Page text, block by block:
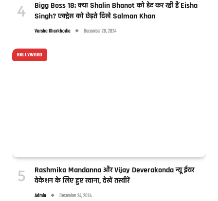
Bigg Boss 18: क्या Shalin Bhanot को डेट कर रही हैं Eisha
Singh? एक्ट्रेस को छेड़ते दिखे Salman Khan
Varsha Kharkhodia December 28, 2024
BOLLYWOOD
Rashmika Mandanna और Vijay Deverakonda न्यू ईयर
वेकेशन के लिए हुए रवाना, देखें तस्वीरें
Admin December 24, 2024